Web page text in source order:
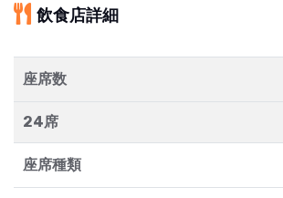
飲食店詳細
座席数
24席
座席種類